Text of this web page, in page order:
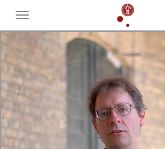
Toggle
menu